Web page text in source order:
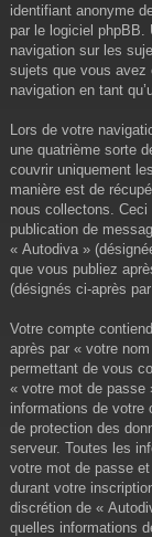
identifiant anonyme
par le logiciel phpBB.
navigation sur les
sujets que vous avez
navigation en tant
Lors de votre
une quatrième sorte
couvrir uniquement
manière est de
nous collectons.
publication de
« Autodiva »
que vous publiez
(désignés ci-après
Votre compte
après par « votre
permettant de vous
« votre mot de passe
informations de votre
de protection des
serveur. Toutes les
votre mot de passe
durant votre
discrétion de «
quelles informations